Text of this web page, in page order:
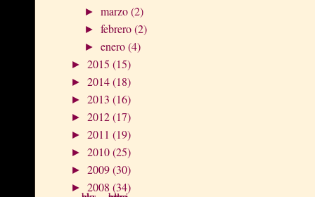
►marzo(2)
►febrero(2)
►enero(4)
► 2015 (15)
► 2014(18)
► 2013 (16)
► 2012(17)
► 2011 (19)
► 2010(25)
► 2009(30)
► 2008 (34)